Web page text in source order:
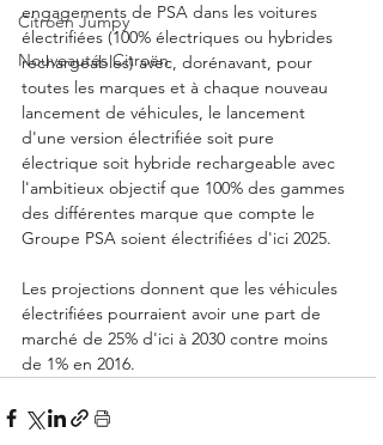
Citroën Jumpy
Nouveautés Citroën
engagements de PSA dans les voitures
électrifiées (100% électriques ou hybrides
rechargeables) avec, dorénavant, pour
toutes les marques et à chaque nouveau
lancement de véhicules, le lancement
d'une version électrifiée soit pure
électrique soit hybride rechargeable avec
l'ambitieux objectif que 100% des gammes
des différentes marque que compte le
Groupe PSA soient électrifiées d'ici 2025.
Les projections donnent que les véhicules
électrifiées pourraient avoir une part de
marché de 25% d'ici à 2030 contre moins
de 1% en 2016.